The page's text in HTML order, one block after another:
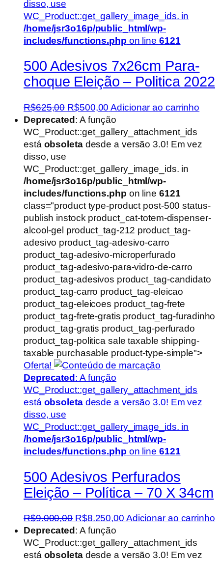
disso, use
WC_Product::get_gallery_image_ids. in
/home/jsr3o16p/public_html/wp-
includes/functions.php on line 6121
500 Adesivos 7x26cm Para-
choque Eleição – Politica 2022
R$625,00 O
preço
original
era:
R$500,00 O
preço
atual
é:
Adicionar ao carrinho
Deprecated : A função
WC_Product::get_gallery_attachment_ids
está obsoletadesde a versão 3.0! Em vez
disso, use
WC_Product::get_gallery_image_ids. in
/home/jsr3o16p/public_html/wp-
includes/functions.php on line 6121
class="product type-product post-500 status-
publish instock product_cat-totem-dispenser-
alcool-gel product_tag-212 product_tag-
adesivo product_tag-adesivo-carro
product_tag-adesivo-microperfurado
product_tag-adesivo-para-vidro-de-carro
product_tag-adesivos product_tag-candidato
product_tag-carro product_tag-eleicao
product_tag-eleicoes product_tag-frete
product_tag-frete-gratis product_tag-furadinho
product_tag-gratis product_tag-perfurado
product_tag-politica sale taxable shipping-
taxable purchasable product-type-simple">
Oferta!
Deprecated : A função
WC_Product::get_gallery_attachment_ids
está obsoletadesde a versão 3.0! Em vez
disso, use
WC_Product::get_gallery_image_ids. in
/home/jsr3o16p/public_html/wp-
includes/functions.php on line 6121
500 Adesivos Perfurados
Eleição – Política – 70 X 34cm
R$9.000,00 O
preço
original
era:
R$8.250,00O
atual
é:
Adicionar ao carrinho
Deprecated : A função
WC_Product::get_gallery_attachment_ids
está obsoletadesde a versão 3.0! Em vez